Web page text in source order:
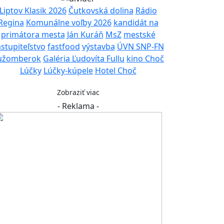
Klasik 2026 Čutkovská dolina Rádio
Komunálne voľby 2026 kandidát na
primátora mesta Ján Kuráň MsZ mestské
fastfood výstavba ÚVN SNP-FN
Galéria Ľudovíta Fullu kino Choč
Lúčky Lúčky-kúpele Hotel Choč
Zobraziť viac
- Reklama -